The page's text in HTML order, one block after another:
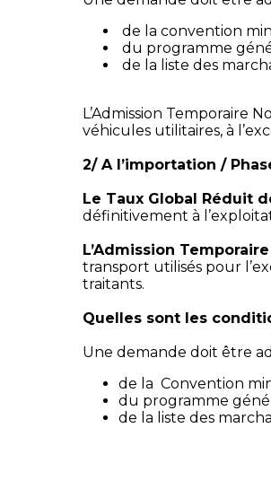
de la convention
du programme
de la liste des
L’Admission Temporaire
véhicules utilitaires, à
2/ A l’importation /
Le Taux Global Réduit
définitivement à
L’Admission
transport utilisés pour
traitants.
Quelles sont les
Une demande doit être
de la Convention
du programme
de la liste des